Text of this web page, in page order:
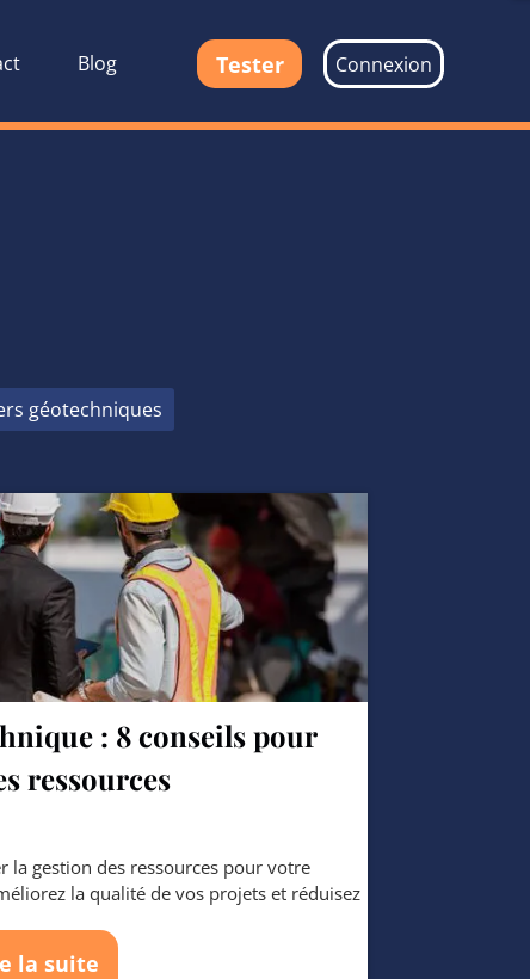
Blog Tester Connexion
géotechniques
: 8 conseils pour
ressources
la gestion des ressources pour votre
la qualité de vos projets et réduisez
la suite